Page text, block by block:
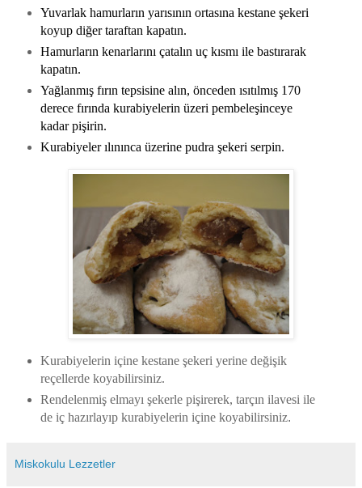
Yuvarlak hamurların yarısının ortasına kestane şekeri
koyup diğer taraftan kapatın.
Hamurların kenarlarını çatalın uç kısmı ile bastırarak
kapatın.
Yağlanmış fırın tepsisine alın, önceden ısıtılmış 170
derece fırında kurabiyelerin üzeri pembeleşinceye
kadar pişirin.
Kurabiyeler ılınınca üzerine pudra şekeri serpin.
Kurabiyelerin içine kestane şekeri yerine değişik
reçellerde koyabilirsiniz.
Rendelenmiş elmayı şekerle pişirerek, tarçın ilavesi ile
de iç hazırlayıp kurabiyelerin içine koyabilirsiniz.
Miskokulu Lezzetler